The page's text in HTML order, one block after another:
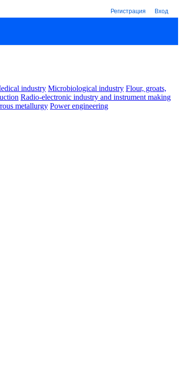
Регистрация Вход
industry Microbiological industry Flour, groats,
Radio-electronic industry and instrument making
metallurgy Power engineering